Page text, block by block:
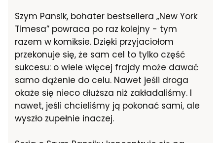
Szym Pansik, bohater bestsellera „New York
Timesa” powraca po raz kolejny - tym
razem w komiksie. Dzięki przyjaciołom
przekonuje się, że sam cel to tylko część
sukcesu: o wiele więcej frajdy może dawać
samo dążenie do celu. Nawet jeśli droga
okaże się nieco dłuższa niż zakładaliśmy. I
nawet, jeśli chcieliśmy ją pokonać sami, ale
wyszło zupełnie inaczej.